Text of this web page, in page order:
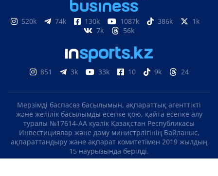
520k 74k 130k 1087k 386k
1k
7k
56k
851 3k 33k 10 9k 24
Мерзімді баспасөз басылымын, ақпараттық агенттікті
және желілік басылымды есепке қою, қайта есепке алу
туралы №17614-АА куәлік Қазақстан Республикасы
Инвестициялар және даму министрлігінің Байланыс,
ақпараттандыру және ақпарат комитетімен 2019 жылдың
15 наурызында берілді.